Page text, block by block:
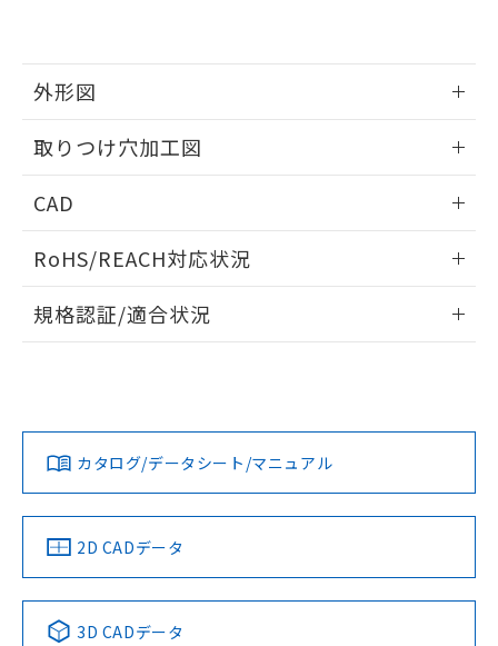
外形図
取りつけ穴加工図
CAD
ドすることができます。
ログイン/会員登録
ダウンロードデータをご利用いただく前に、以下を必ずお読
みください。
ソフトウェアの使用条件
RoHS/REACH対応状況
EU RoHS 注意事項・凡例
対応済み
中国 RoHS 注意事項・凡例
規格認証/適合状況
カタログ/データシート/マニュアル
2D CADデータ
3D CADデータ
品・サービスに関するお客様との取
の共同利用に関して"
用者の範囲」に記載されている法人を
EU RoHS指令（10物質）の非含有証明書
51物質の非含有証明書（当社基準）
※本証明書は発行日時点で非含有を証明す
物質の対応では、対応完了までの期間は出
荷製品に未対応品が混在することから備考
欄に対応日を記載しておりました。
既に当社にて対応品への在庫切替を完了